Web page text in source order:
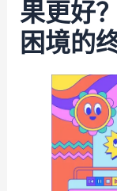
果更好
困境的